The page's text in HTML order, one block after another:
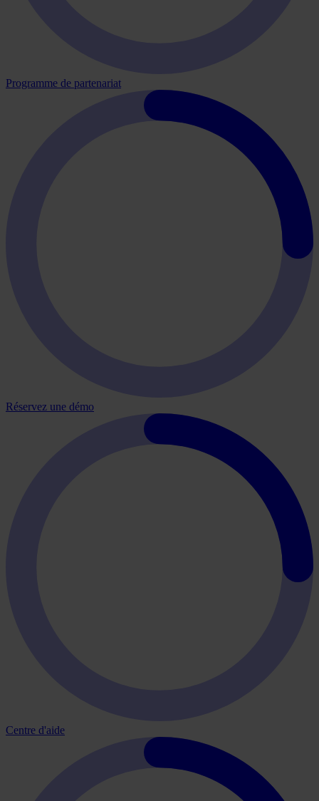
Programme de partenariat
Réservez une démo
Centre d'aide